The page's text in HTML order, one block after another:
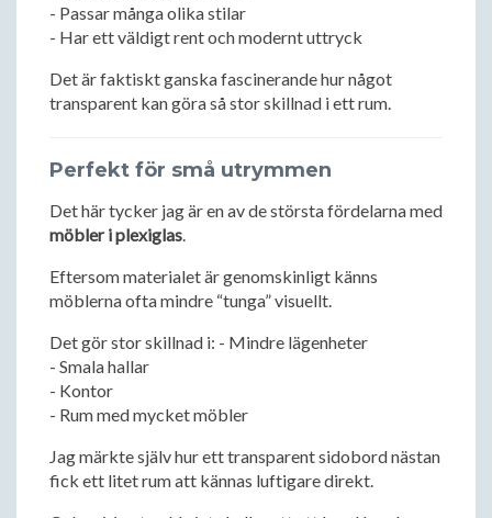
- Passar många olika stilar
- Har ett väldigt rent och modernt uttryck
Det är faktiskt ganska fascinerande hur något
transparent kan göra så stor skillnad i ett rum.
Perfekt för små utrymmen
Det här tycker jag är en av de största fördelarna med
möbler i plexiglas.
Eftersom materialet är genomskinligt känns
möblerna ofta mindre “tunga” visuellt.
Det gör stor skillnad i: - Mindre lägenheter
- Smala hallar
- Kontor
- Rum med mycket möbler
Jag märkte själv hur ett transparent sidobord nästan
fick ett litet rum att kännas luftigare direkt.